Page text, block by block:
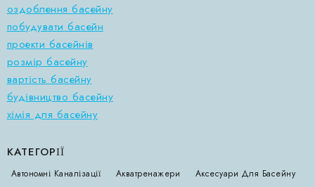
оздоблення басейну
побудувати басейн
проекти басейнів
розмір басейну
вартість басейну
будівництво басейну
хімія для басейну
КАТЕГОРІЇ
Автономні Каналізації Акватренажери
Аксесуари Для Басейну